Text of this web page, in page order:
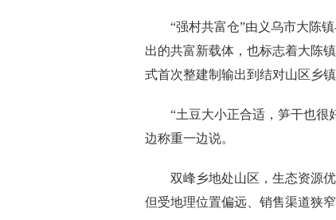
“强村共富仓”由义乌市大陈镇
出的共富新载体，也标志着大陈
式首次整建制输出到结对山区乡镇
“土豆大小正合适，笋干也很
边称重一边说。
双峰乡地处山区，生态资源优
但受地理位置偏远、销售渠道狭